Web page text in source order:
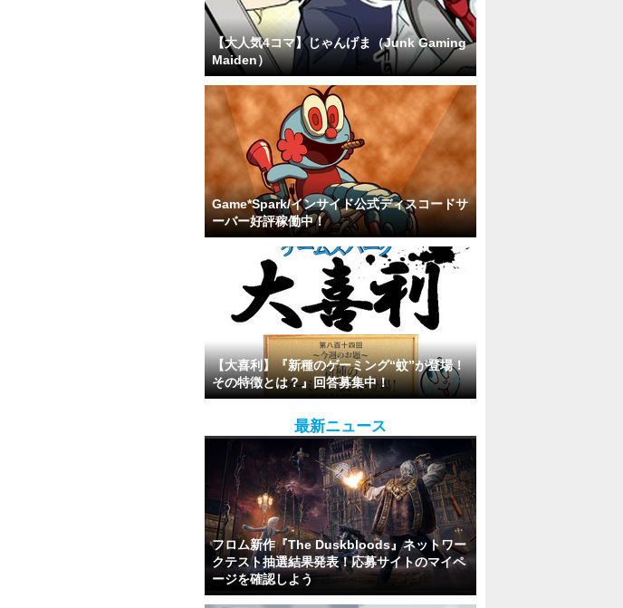
【大人気4コマ】じゃんげま（Junk Gaming
Maiden）
Game*Spark/インサイド公式ディスコードサ
ーバー好評稼働中！
【大喜利】『新種のゲーミング“蚊”が登場！
その特徴とは？』回答募集中！
最新ニュース
フロム新作『The Duskbloods』ネットワー
クテスト抽選結果発表！応募サイトのマイペ
ージを確認しよう